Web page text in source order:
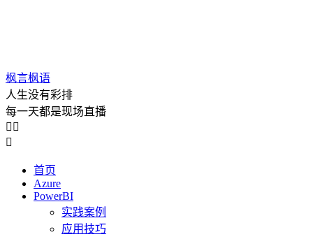
枫言枫语
人生没有彩排
每一天都是现场直播
 

首页
Azure
PowerBI
实践案例
应用技巧